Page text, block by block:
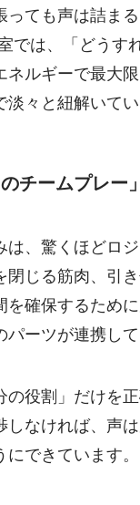
っても声は詰まる
では、「どうす
ネルギーで最大
々と紐解いてい
チームプレー
は、驚くほどロ
閉じる筋肉、引
を確保するため
ーツが連携して
の役割」だけを
しなければ、声
できています。